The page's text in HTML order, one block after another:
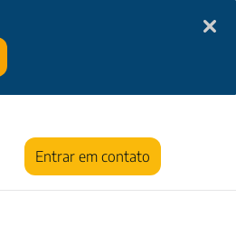
Entrar em contato